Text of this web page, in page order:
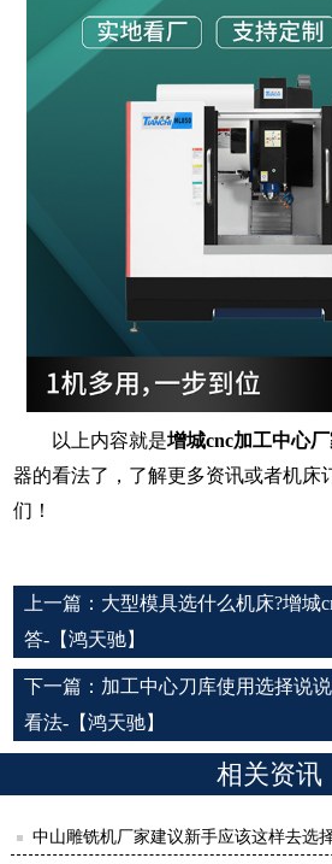
以上内容就是增城cnc加工中心
器的看法了，了解更多资讯或者机床
们！
上一篇： 大型模具选什么机床?增城
答-【鸿天驰】
下一篇： 加工中心刀库使用选择说
看法-【鸿天驰】
相关资讯
中山雕铣机厂家建议新手应该这样去选